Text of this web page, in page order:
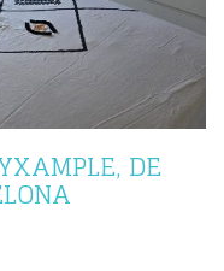
DE